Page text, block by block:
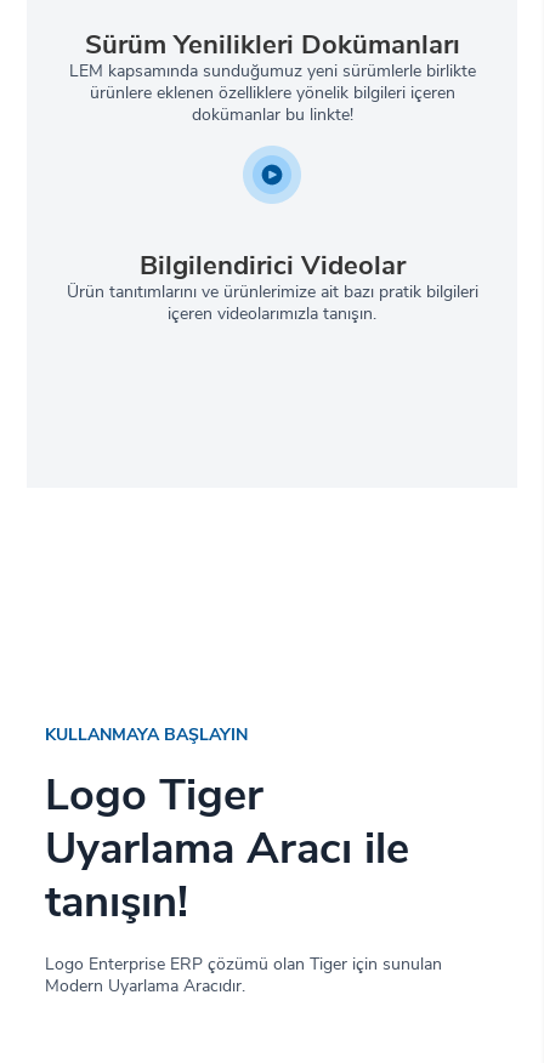
Sürüm Yenilikleri Dokümanları
LEM kapsamında sunduğumuz yeni sürümlerle birlikte
ürünlere eklenen özelliklere yönelik bilgileri içeren
dokümanlar bu linkte!
Bilgilendirici Videolar
Ürün tanıtımlarını ve ürünlerimize ait bazı pratik bilgileri
içeren videolarımızla tanışın.
KULLANMAYA BAŞLAYIN
Logo Tiger
Uyarlama Aracı ile
tanışın!
Logo Enterprise ERP çözümü olan Tiger için sunulan
Modern Uyarlama Aracıdır.